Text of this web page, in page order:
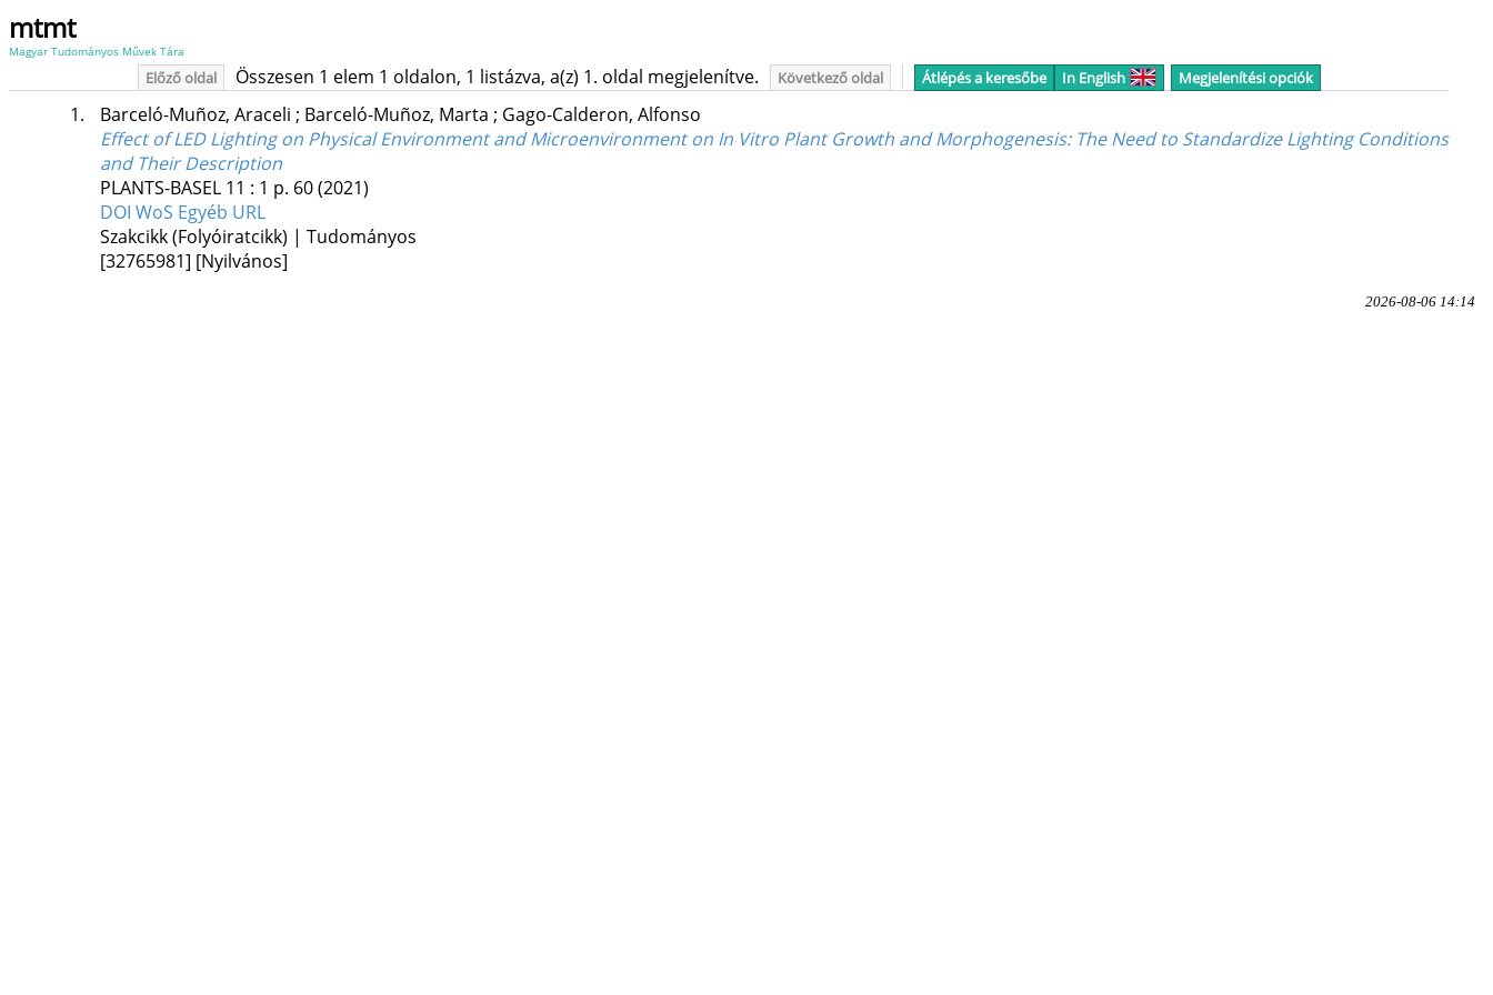
mtmt
Magyar Tudományos Művek Tára
Előző oldal Összesen 1 elem 1 oldalon, 1 listázva, a(z) 1. oldal megjelenítve. Következő oldal Átlépés a keresőbe In English Megjelenítési opciók
1. Barceló-Muñoz, Araceli ; Barceló-Muñoz, Marta ; Gago-Calderon, Alfonso
Effect of LED Lighting on Physical Environment and Microenvironment on In Vitro Plant Growth and Morphogenesis: The Need to Standardize Lighting Conditions
and Their Description
PLANTS-BASEL 11 : 1 p. 60(2021)
DOI WoS Egyéb URL
Szakcikk (Folyóiratcikk) | Tudományos
[32765981] [Nyilvános]
2026-08-06 14:14